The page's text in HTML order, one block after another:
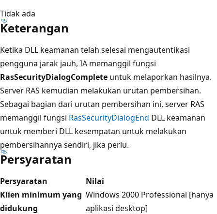
Tidak ada
Keterangan
Ketika DLL keamanan telah selesai mengautentikasi
pengguna jarak jauh, IA memanggil fungsi
RasSecurityDialogComplete untuk melaporkan hasilnya.
Server RAS kemudian melakukan urutan pembersihan.
Sebagai bagian dari urutan pembersihan ini, server RAS
memanggil fungsi RasSecurityDialogEnd DLL keamanan
untuk memberi DLL kesempatan untuk melakukan
pembersihannya sendiri, jika perlu.
Persyaratan
Persyaratan
Nilai
Klien minimum yang
didukung
Windows 2000 Professional [hanya
aplikasi desktop]